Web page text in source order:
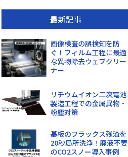
最新記事
画像検査の誤検知を防
ぐ！フィルム工程に最適
な異物除去ウェブクリー
ナー
リチウムイオン二次電池
製造工程での金属異物・
粉塵対策
基板のフラックス残渣を
20秒局所洗浄！廃液不要
のCO2スノー導入事例